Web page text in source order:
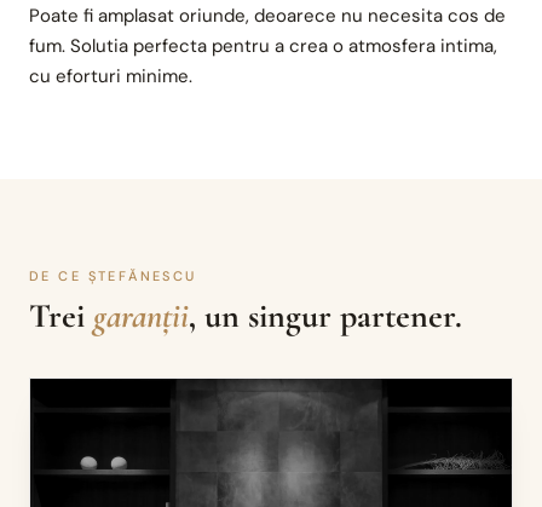
Poate fi amplasat oriunde, deoarece nu necesita cos de
fum. Solutia perfecta pentru a crea o atmosfera intima,
cu eforturi minime.
DE CE ȘTEFĂNESCU
Trei garanții, un singur partener.